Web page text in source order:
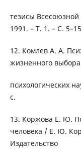
тезисы
1991. – Т. 1. – С.
12. Комлев А. А.
жизненного
психологических
с.
13. Коржова Е. Ю.
человека / Е. Ю.
Издательство